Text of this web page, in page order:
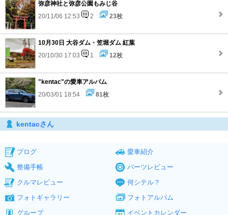
弥彦神社と弥彦公園もみじ谷
20/11/06 12:53
2 23枚
10月30日 大谷ダム・笠堀ダム 紅葉
20/10/30 17:03
1 12枚
"kentac"の愛車アルバム
20/03/01 18:54
81枚
kentacさん
ブログ
愛車紹介
整備手帳
パーツレビュー
クルマレビュー
何シテル？
フォトギャラリー
フォトアルバム
グループ
イベントカレンダー